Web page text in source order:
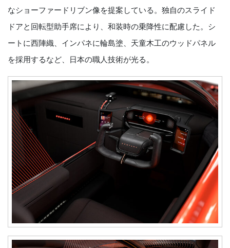
なショーファードリブン像を提案している。独自のスライド
ドアと回転型助手席により、和装時の乗降性に配慮した。シ
ートに西陣織、インパネに輪島塗、天童木工のウッドパネル
を採用するなど、日本の職人技術が光る。